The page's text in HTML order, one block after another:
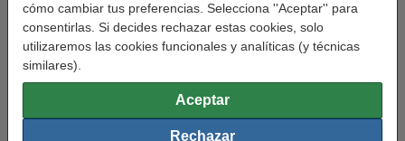
cómo cambiar tus preferencias. Selecciona ''Aceptar'' para
consentirlas. Si decides rechazar estas cookies, solo
utilizaremos las cookies funcionales y analíticas (y técnicas
similares).
Aceptar
Rechazar
Agujero de sujeción: sí
Protección de bordes: sí
Cantidad: 5 unidades